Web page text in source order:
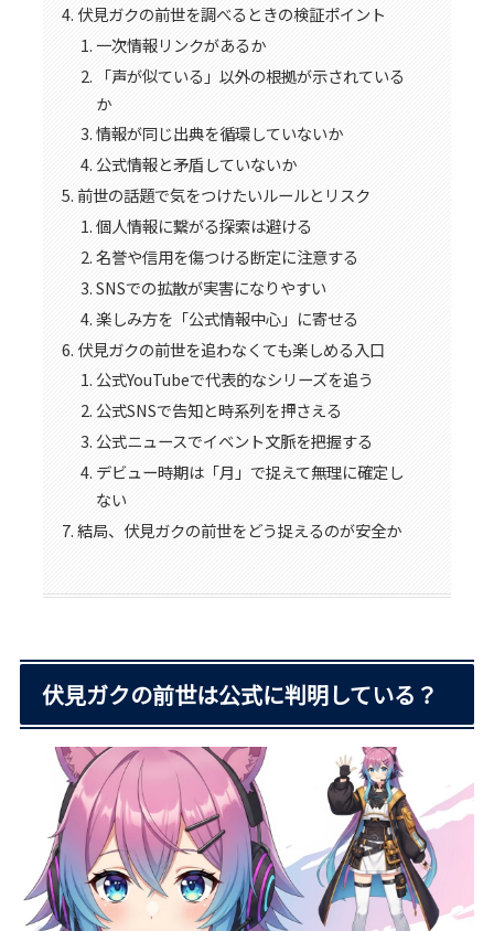
伏見ガクの前世を調べるときの検証ポイント
一次情報リンクがあるか
「声が似ている」以外の根拠が示されている
か
情報が同じ出典を循環していないか
公式情報と矛盾していないか
前世の話題で気をつけたいルールとリスク
個人情報に繋がる探索は避ける
名誉や信用を傷つける断定に注意する
SNSでの拡散が実害になりやすい
楽しみ方を「公式情報中心」に寄せる
伏見ガクの前世を追わなくても楽しめる入口
公式YouTubeで代表的なシリーズを追う
公式SNSで告知と時系列を押さえる
公式ニュースでイベント文脈を把握する
デビュー時期は「月」で捉えて無理に確定し
ない
結局、伏見ガクの前世をどう捉えるのが安全か
伏見ガクの前世は公式に判明している？